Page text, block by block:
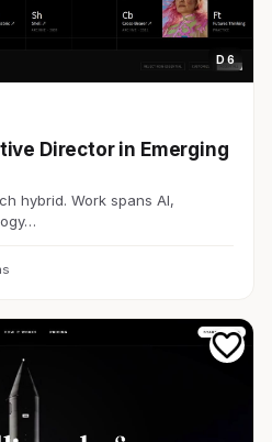
D 6
Director in Emerging
hybrid. Work spans AI,